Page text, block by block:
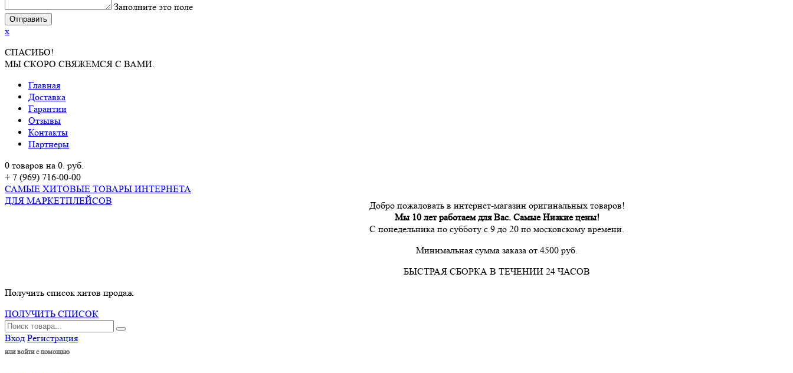
Заполните это поле
x
СПАСИБО!
МЫ СКОРО СВЯЖЕМСЯ С ВАМИ.
Главная
Доставка
Гарантии
Отзывы
Контакты
Партнеры
0 товаров на 0. руб.
+ 7 (969) 716-00-00
САМЫЕ ХИТОВЫЕ ТОВАРЫ ИНТЕРНЕТА
ДЛЯ МАРКЕТПЛЕЙСОВ
Добро пожаловать в интернет-магазин оригинальных товаров!
Мы 10 лет работаем для Вас. Самые Низкие цены!
С понедельника по субботу с 9 до 20 по московскому времени.
Минимальная сумма заказа от 4500 руб.
БЫСТРАЯ СБОРКА В ТЕЧЕНИИ 24 ЧАСОВ
Получить список хитов продаж
ПОЛУЧИТЬ СПИСОК
Вход Регистрация
или войти с помощью